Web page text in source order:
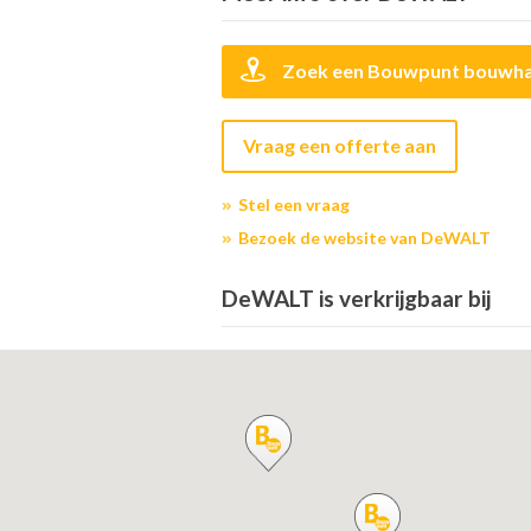
Zoek een Bouwpunt
Vraag een offerte aan
Stel een vraag
Bezoek de website van DeWALT
DeWALT is verkrijgbaar bij